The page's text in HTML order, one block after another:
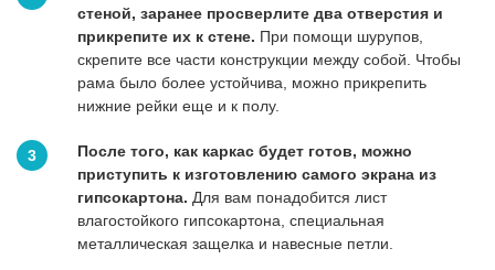
стеной, заранее просверлите два отверстия и
прикрепите их к стене. При помощи шурупов,
скрепите все части конструкции между собой. Чтобы
рама было более устойчива, можно прикрепить
нижние рейки еще и к полу.
После того, как каркас будет готов, можно
приступить к изготовлению самого экрана из
гипсокартона. Для вам понадобится лист
влагостойкого гипсокартона, специальная
металлическая защелка и навесные петли.